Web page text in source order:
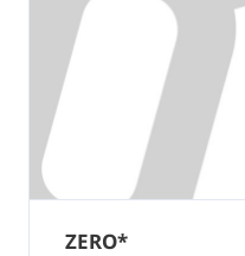
ZERO*